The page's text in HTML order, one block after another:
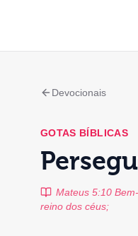
Devocionais
GOTAS BÍBLICAS
Mateus 5:10
reino dos céus;